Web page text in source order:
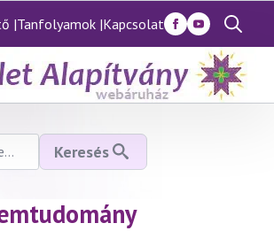
|Tanfolyamok |Kapcsolat
Search
for:
Keresés